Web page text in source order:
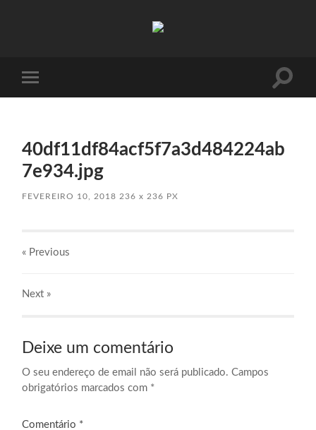
mobile
Toggle
40df11df84acf5f7a3d484224ab
7e934.jpg
FEVEREIRO 10, 2018 236x 236 PX
« Previous
Next »
Deixe um comentário
O seu endereço de email não será publicado. Campos
obrigatórios marcados com *
Comentário *